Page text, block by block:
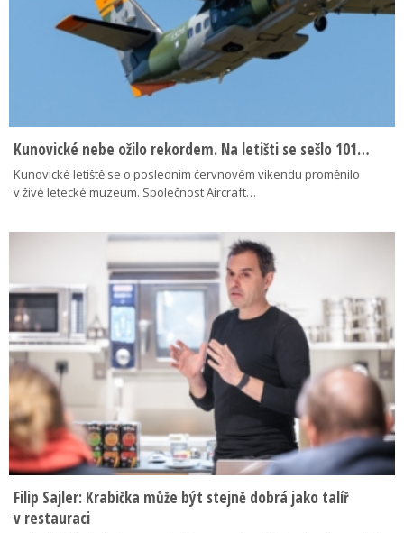
Kunovické nebe ožilo rekordem. Na letišti se sešlo 101…
Kunovické letiště se o posledním červnovém víkendu proměnilo
v živé letecké muzeum. Společnost Aircraft…
Filip Sajler: Krabička může být stejně dobrá jako talíř
v restauraci